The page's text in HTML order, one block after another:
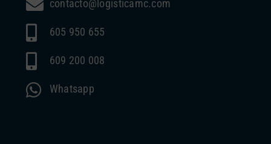
contacto@logisticamc.com
605 950 655
609 200 008
Whatsapp